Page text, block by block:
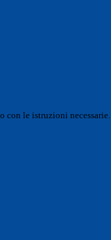
con le istruzioni necessarie.